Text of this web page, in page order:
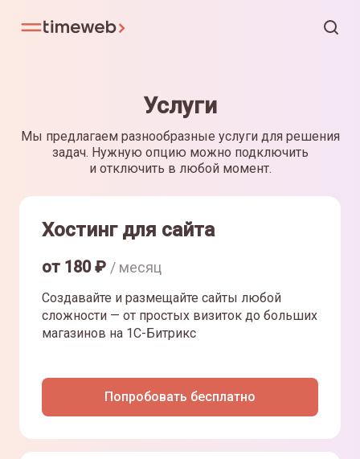
Услуги
Мы предлагаем разнообразные услуги для решения
задач. Нужную опцию можно подключить
и отключить в любой момент.
Хостинг для сайта
от 180₽ / месяц
Создавайте и размещайте сайты любой
сложности — от простых визиток до больших
магазинов на 1С-Битрикс
Попробовать бесплатно